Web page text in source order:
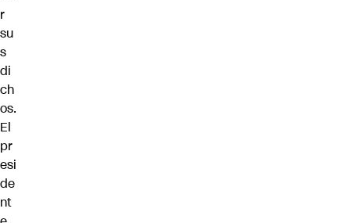
r
su
s
di
ch
os.
El
pr
esi
de
nt